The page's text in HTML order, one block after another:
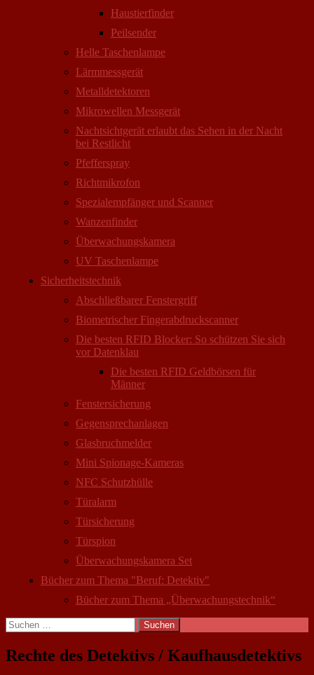
Haustierfinder
Peilsender
Helle Taschenlampe
Lärmmessgerät
Metalldetektoren
Mikrowellen Messgerät
Nachtsichtgerät erlaubt das Sehen in der Nacht
bei Restlicht
Pfefferspray
Richtmikrofon
Spezialempfänger und Scanner
Wanzenfinder
Überwachungskamera
UV Taschenlampe
Sicherheitstechnik
Abschließbarer Fenstergriff
Biometrischer Fingerabdruckscanner
Die besten RFID Blocker: So schützen Sie sich
vor Datenklau
Die besten RFID Geldbörsen für
Männer
Fenstersicherung
Gegensprechanlagen
Glasbruchmelder
Mini Spionage-Kameras
NFC Schutzhülle
Türalarm
Türsicherung
Türspion
Überwachungs­kamera Set
Bücher zum Thema "Beruf: Detektiv"
Bücher zum Thema „Überwachungstechnik“
Suchen
nach:
Rechte des Detektivs / Kaufhausdetektivs